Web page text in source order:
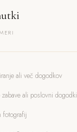
ali več dogodkov
zabave ali poslovni dogodki
fotografij